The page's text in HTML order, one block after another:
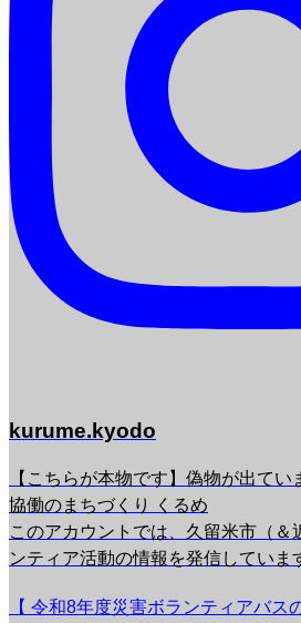
kurume.kyodo
【こちらが本物です】偽物が出てい
協働のまちづくり くるめ
このアカウントでは、久留米市（＆
ンティア活動の情報を発信していま
【 令和8年度災害ボランティアバス